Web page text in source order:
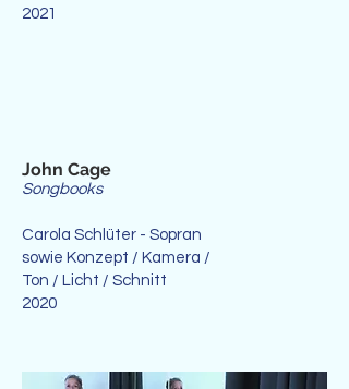
2021
John Cage
Songbooks
Carola Schlüter - Sopran
sowie Konzept / Kamera /
Ton / Licht / Schnitt
2020